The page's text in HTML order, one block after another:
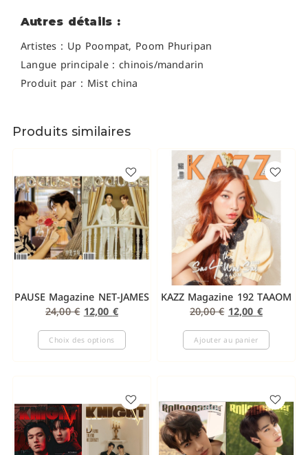
Autres détails :
Artistes : Up Poompat, Poom Phuripan
Langue principale : chinois/mandarin
Produit par : Mist china
Produits similaires
PAUSE Magazine NET-JAMES
24,00€ 12,00 €
Choix des options
KAZZ Magazine 192 TAAOM
20,00€ 12,00 €
Ajouter au panier